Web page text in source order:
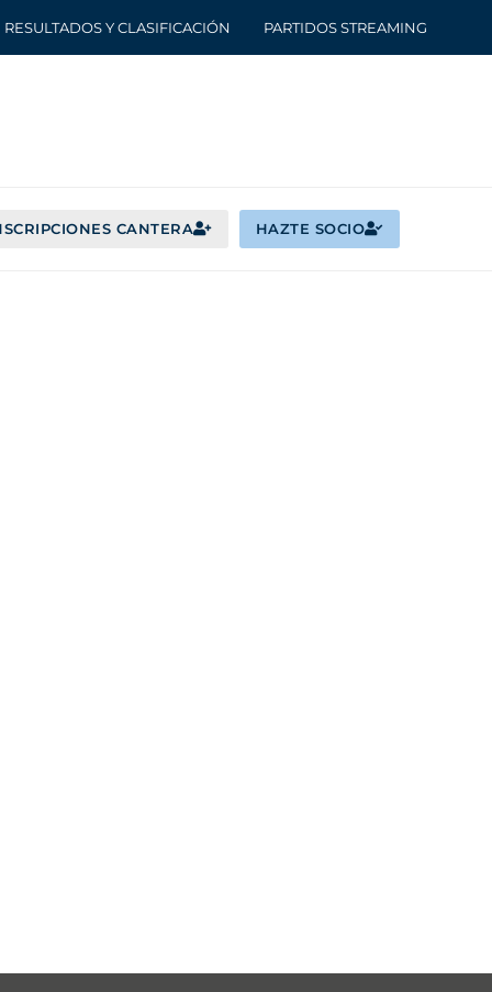
RESULTADOS Y CLASIFICACIÓN PARTIDOS STREAMING
CANTERA HAZTE SOCIO